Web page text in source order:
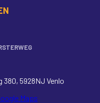
380, 5928NJ Venlo
Maps